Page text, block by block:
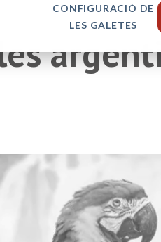
CONFIGURACIÓ DE
LES GALETES